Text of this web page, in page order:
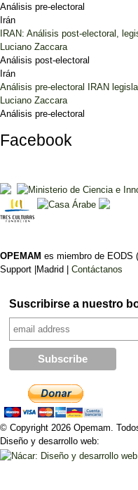
Análisis pre-electoral
Irán
IRAN: Análisis post-electoral,
Luciano Zaccara
Análisis post-electoral
Irán
Análisis pre-electoral IRAN
Luciano Zaccara
Análisis pre-electoral
Facebook
OPEMAM es miembro de EODS
Support |Madrid | Contáctanos
Suscribirse a nuestro
© Copyright 2026 Opemam.
Diseño y desarrollo web: